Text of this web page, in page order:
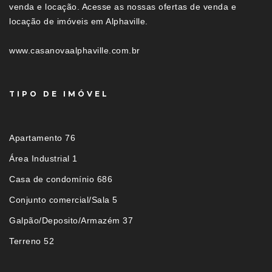
venda e locação. Acesse as nossas ofertas de venda e
locação de imóveis em Alphaville.
www.casanovaalphaville.com.br
TIPO DE IMÓVEL
Apartamento 76
Área Industrial 1
Casa de condomínio 686
Conjunto comercial/Sala 5
Galpão/Deposito/Armazém 37
Terreno 52